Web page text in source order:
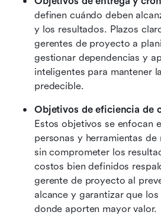
definen cuándo deben
y los resultados. Plazos
gerentes de proyecto a
gestionar dependencias y
inteligentes para mantener
predecible.
Objetivos de eficiencia de
Estos objetivos se enfocan
personas y herramientas de
sin comprometer los
costos bien definidos
gerente de proyecto al
alcance y garantizar que
donde aporten mayor valor.